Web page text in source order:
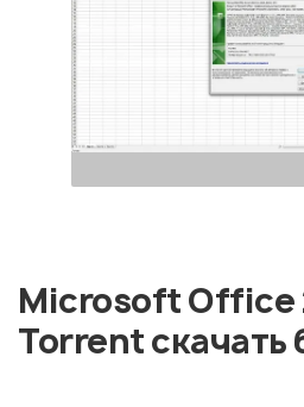
Microsoft Office
Torrent скачать